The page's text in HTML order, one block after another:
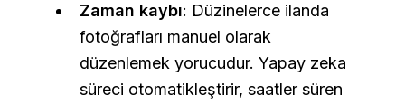
Zaman kaybı: Düzinelerce ilanda
fotoğrafları manuel olarak
düzenlemek yorucudur. Yapay zeka
süreci otomatikleştirir, saatler süren